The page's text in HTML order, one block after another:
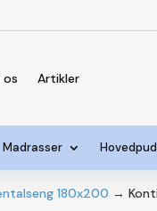
os Artikler
Madrasser
180x200 →